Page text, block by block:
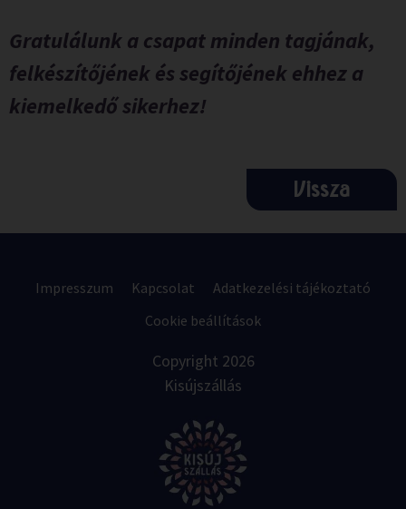
Gratulálunk a csapat minden tagjának,
felkészítőjének és segítőjének ehhez a
kiemelkedő sikerhez!
Vissza
Impresszum Kapcsolat
Adatkezelési tájékoztató
Cookie beállítások
Copyright 2026
Kisújszállás